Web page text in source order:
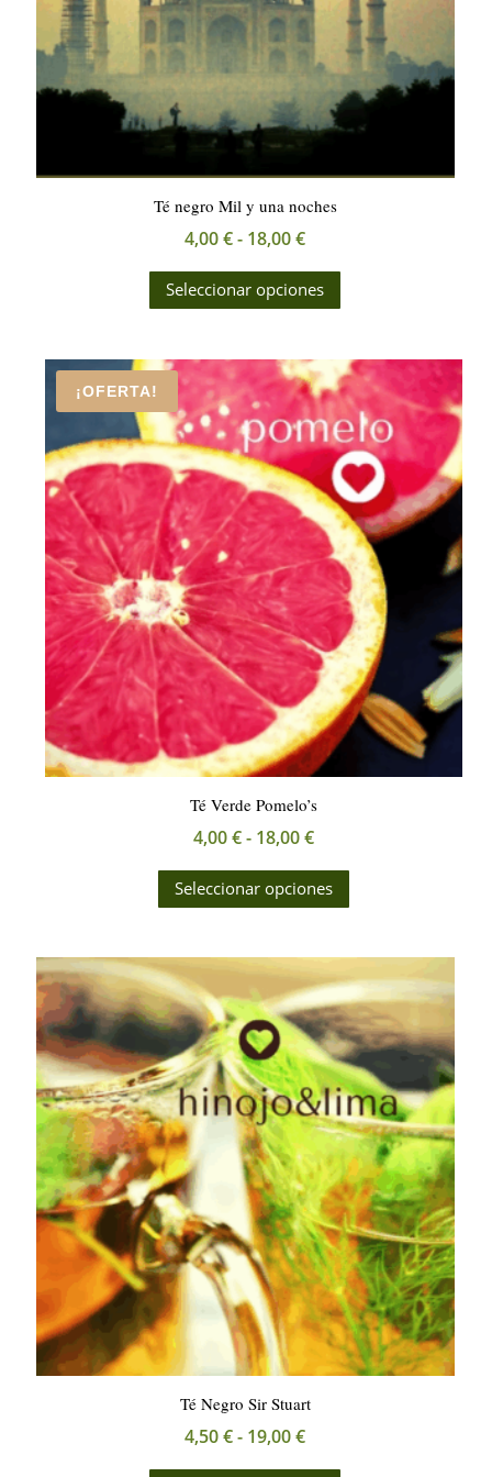
página
de
producto
Té negro Mil y una noches
4,00€- 18,00€Rango
de
precios:
hasta
18,00 €
Seleccionar opciones
variantes.
Las
opciones
se
pueden
elegir
en
la
página
de
producto
¡OFERTA!
Té Verde Pomelo’s
4,00€- 18,00€Rango
de
precios:
hasta
18,00 €
Seleccionar opciones
variantes.
Las
opciones
se
pueden
elegir
la
página
de
producto
Té Negro Sir Stuart
4,50€- 19,00€Rango
de